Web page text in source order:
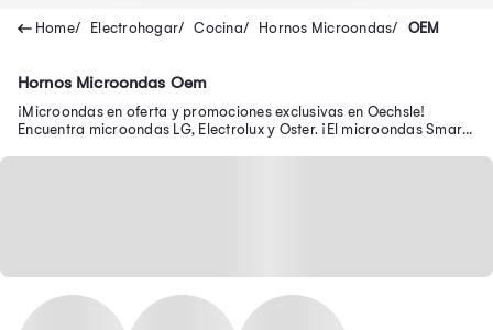
Electrohogar Cocina Hornos Microondas OEM
Hornos Microondas Oem
¡Microondas en oferta y promociones exclusivas en Oechsle!
Encuentra microondas LG, Electrolux y Oster. ¡El microondas Smart